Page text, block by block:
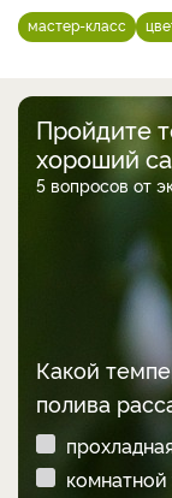
мастер-класс
Пройдите
хороший
5 вопросов от
Какой
полива